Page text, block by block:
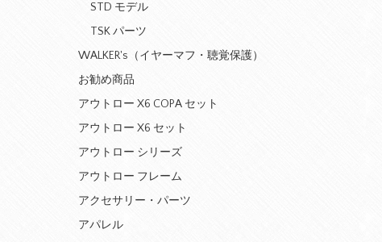
STD モデル
TSK パーツ
WALKER's（イヤーマフ・聴覚保護）
お勧め商品
アウトロー X6 COPA セット
アウトロー X6 セット
アウトロー シリーズ
アウトロー フレーム
アクセサリー・パーツ
アパレル